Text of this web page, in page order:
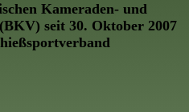
Kameraden- und
seit 30. Oktober 2007